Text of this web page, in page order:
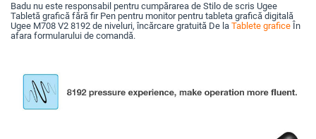
Badu nu este responsabil pentru cumpărarea de Stilo de scris Ugee
Tabletă grafică fără fir Pen pentru monitor pentru tableta grafică digitală
Ugee M708 V2 8192 de niveluri, încărcare gratuită De la Tablete grafice În
afara formularului de comandă.